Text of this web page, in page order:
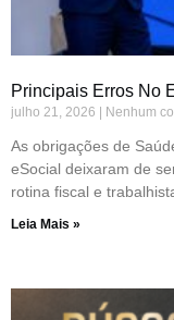
Principais Erros No
julho 21, 2026 Nenhum
As obrigações de
eSocial deixaram de
rotina fiscal e
Leia Mais »